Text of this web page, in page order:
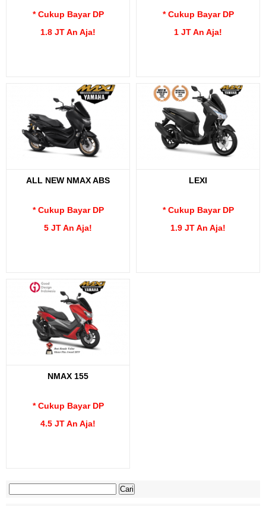
* Cukup Bayar DP
1.8 JT An Aja!
* Cukup Bayar DP
1 JT An Aja!
ALL NEW NMAX ABS
* Cukup Bayar DP
5 JT An Aja!
LEXI
* Cukup Bayar DP
1.9 JT An Aja!
NMAX 155
* Cukup Bayar DP
4.5 JT An Aja!
untuk: